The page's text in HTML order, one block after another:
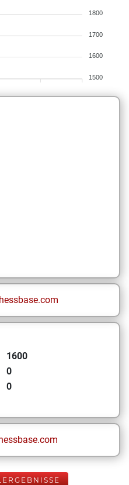
1800
1700
1600
1500
1600
0
0